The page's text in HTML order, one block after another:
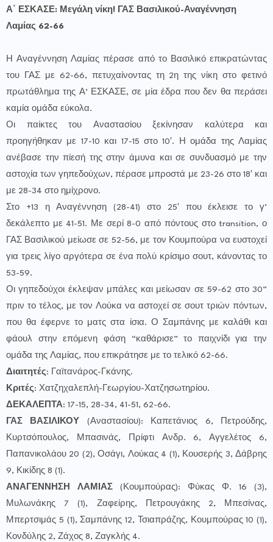
Α΄ ΕΣΚΑΣΕ: Μεγάλη νίκη! ΓΑΣ Βασιλικού-Αναγέννηση
Λαμίας 62-66
Η Αναγέννηση Λαμίας πέρασε από το Βασιλικό επικρατώντας
του ΓΑΣ με 62-66, πετυχαίνοντας τη 2η της νίκη στο φετινό
πρωτάθλημα της Α’ ΕΣΚΑΣΕ, σε μία έδρα που δεν θα περάσει
καμία ομάδα εύκολα.
Οι παίκτες του Αναστασίου ξεκίνησαν καλύτερα και
προηγήθηκαν με 17-10 και 17-15 στο 10′. Η ομάδα της Λαμίας
ανέβασε την πίεσή της στην άμυνα και σε συνδυασμό με την
αστοχία των γηπεδούχων, πέρασε μπροστά με 23-26 στο 18′ και
με 28-34 στο ημίχρονο.
Στο +13 η Αναγέννηση (28-41) στο 25′ που έκλεισε το γ’
δεκάλεπτο με 41-51. Με σερί 8-0 από πόντους στο transition, ο
ΓΑΣ Βασιλικού μείωσε σε 52-56, με τον Κουμπούρα να ευστοχεί
για τρεις λίγο αργότερα σε ένα πολύ κρίσιμο σουτ, κάνοντας το
53-59.
Οι γηπεδούχοι έκλεψαν μπάλες και μείωσαν σε 59-62 στο 30”
πριν το τέλος, με τον Λούκα να αστοχεί σε σουτ τριών πόντων,
που θα έφερνε το ματς στα ίσια. Ο Σαμπάνης με καλάθι και
φάουλ στην επόμενη φάση “καθάρισε” το παιχνίδι για την
ομάδα της Λαμίας, που επικράτησε με το τελικό 62-66.
Διαιτητές: Γαϊτανάρος-Γκάνης.
Κριτές: Χατζηχαλεπλή-Γεωργίου-Χατζησωτηρίου.
ΔΕΚΑΛΕΠΤΑ: 17-15, 28-34, 41-51, 62-66.
ΓΑΣ ΒΑΣΙΛΙΚΟΥ
(Αναστασίου): Καπετάνιος 6, Πετρούδης,
Κυρτσόπουλος, Μπασινάς, Πρίφτι Ανδρ. 6, Αγγελέτος 6,
Παπανικολάου 20 (2), Οσάγι, Λούκας 4 (1), Κουσερής 3, Δάβρης
9, Κικίδης 8 (1).
ΑΝΑΓΕΝΝΗΣΗ ΛΑΜΙΑΣ (Κουμπούρας): Φύκας Φ. 16 (3),
Μυλωνάκης 7 (1), Ζαφείρης, Πετρουγάκης 2, Μπεσίνας,
Μπερτσιμάς 5 (1), Σαμπάνης 12, Τσιαπράζης, Κουμπούρας 10 (1),
Κονδύλης 2, Ζάχος 8, Ζαγκλής 4.